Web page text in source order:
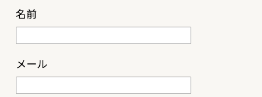
名前
メール